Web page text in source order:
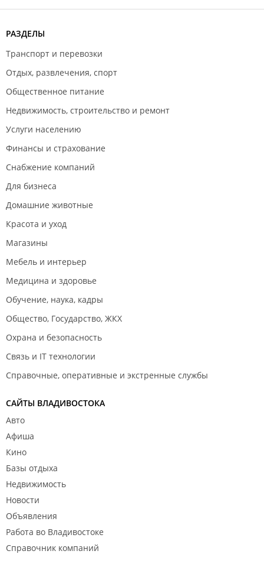
РАЗДЕЛЫ
Транспорт и перевозки
Отдых, развлечения, спорт
Общественное питание
Недвижимость, строительство и ремонт
Услуги населению
Финансы и страхование
Снабжение компаний
Для бизнеса
Домашние животные
Красота и уход
Магазины
Мебель и интерьер
Медицина и здоровье
Обучение, наука, кадры
Общество, Государство, ЖКХ
Охрана и безопасность
Связь и IT технологии
Справочные, оперативные и экстренные службы
САЙТЫ ВЛАДИВОСТОКА
Авто
Афиша
Кино
Базы отдыха
Недвижимость
Новости
Объявления
Работа во Владивостоке
Справочник компаний